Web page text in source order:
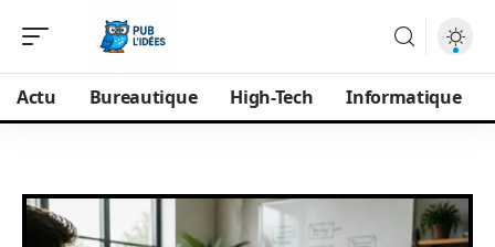
Actu Bureautique High-Tech Informatique